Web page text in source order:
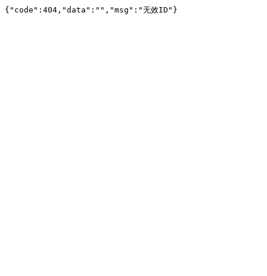
{"code":404,"data":"","msg":"无效ID"}